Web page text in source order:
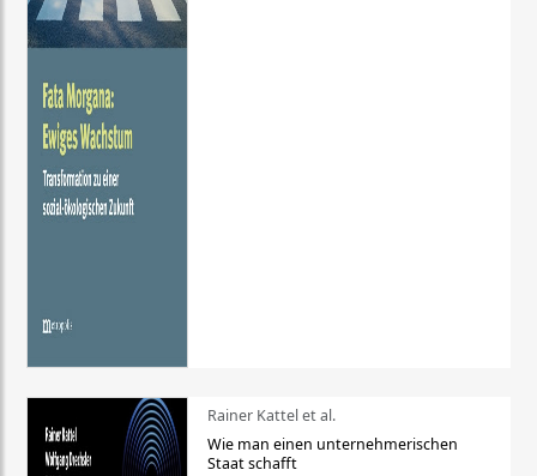
Rainer Kattel et al.
Wie man einen unternehmerischen
Staat schafft